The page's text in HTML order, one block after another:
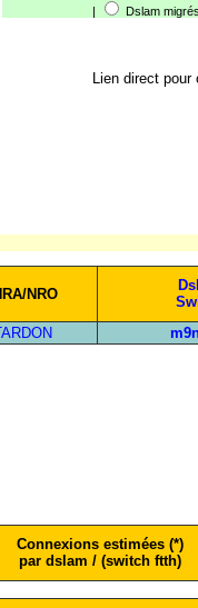
|
Dslam
Lien direct pour
NRO
Connexions estimées (*)
par dslam / (switch ftth)